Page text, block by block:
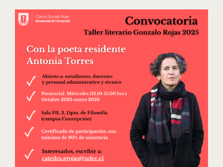
View
Image